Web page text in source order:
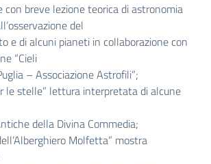
con breve lezione teorica di astronomia
del
e di alcuni pianeti in collaborazione con
“Cieli
– Associazione Astrofili”;
le stelle” lettura interpretata di alcune
della Divina Commedia;
Molfetta” mostra